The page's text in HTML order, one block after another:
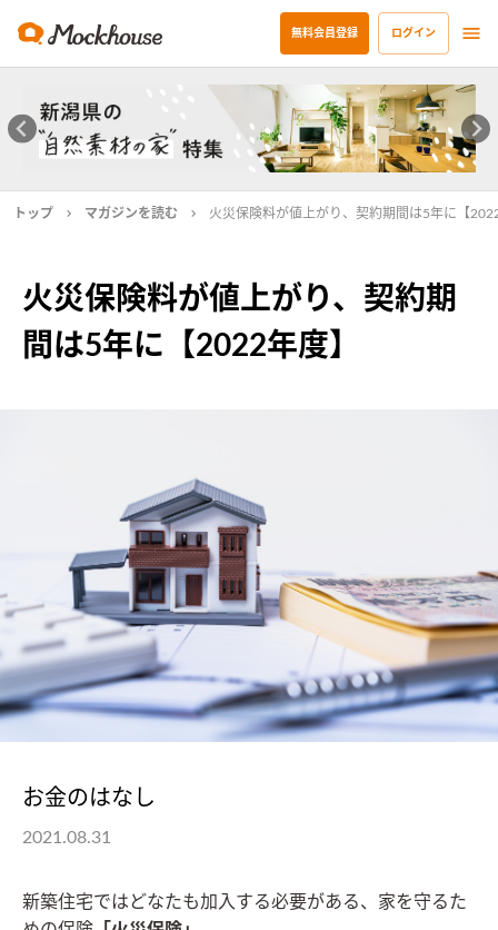
無料会員登録 ログイン
トップ マガジンを読む 火災保険料が値上がり、契約期間は5年に【
火災保険料が値上がり、契約期
間は5年に【2022年度】
お金のはなし
2021.08.31
新築住宅ではどなたも加入する必要がある、家を守るた